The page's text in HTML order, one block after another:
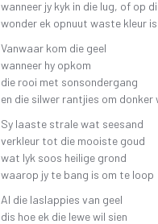
wanneer jy kyk in die lug, of op
wonder ek opnuut waste kleur
Vanwaar kom die geel
wanneer hy opkom
die rooi met sonsondergang
en die silwer rantjies om donker
Sy laaste strale wat seesand
verkleur tot die mooiste goud
wat lyk soos heilige grond
waarop jy te bang is om te loop
Al die laslappies van geel
dis hoe ek die lewe wil sien